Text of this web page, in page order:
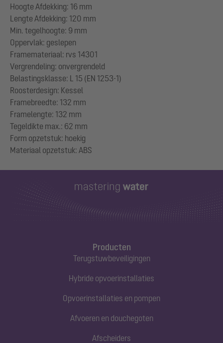
Hoogte Afdekking: 16 mm
Lengte Afdekking: 120 mm
Min. tegelhoogte: 9 mm
Oppervlak: geslepen
Framemateriaal: rvs 14301
Vergrendeling: onvergrendeld
Belastingsklasse: L 15 (EN 1253-1)
Roosterdesign: Kessel
Framebreedte: 132 mm
Framelengte: 132 mm
Tegeldikte max.: 62 mm
Form opzetstuk: hoekig
Producten
Terugstuwbeveiligingen
Hybride opvoerinstallaties
Opvoerinstallaties en pompen
Afvoeren en douchegoten
Afscheiders